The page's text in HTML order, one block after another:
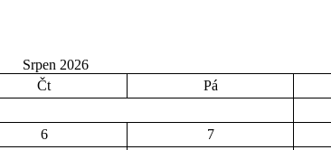
Srpen 2026
Čt Pá
6 7